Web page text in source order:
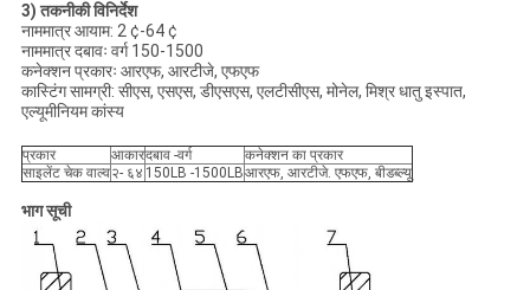
3) तकनीकी विनिर्देश
नाममात्र आयाम: 2 ¢-64 ¢
नाममात्र दबावः वर्ग 150-1500
कनेक्शन प्रकारः आरएफ, आरटीजे, एफएफ
कास्टिंग सामग्री: सीएस, एसएस, डीएसएस, एलटीसीएस, मोनेल, मिश्र धातु इस्पात,
एल्यूमीनियम कांस्य
प्रकार आकारदबाव -वर्ग
कनेक्शन का प्रकार
साइलेंट चेक वाल्व२- ६४ 150LB -1500LBआरएफ, आरटीजे. एफएफ, बीडब्ल्यू
भाग सूची